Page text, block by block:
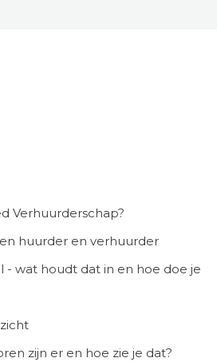
Verhuurderschap?
huurder en verhuurder
- wat houdt dat in en hoe doe je
zijn er en hoe zie je dat?